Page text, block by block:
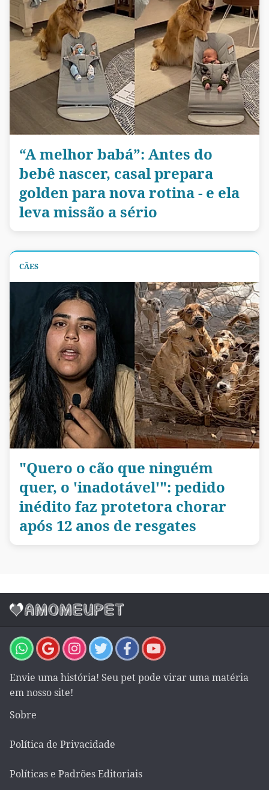
“A melhor babá”: Antes do
bebê nascer, casal prepara
golden para nova rotina - e ela
leva missão a sério
CÃES
"Quero o cão que ninguém
quer, o 'inadotável'": pedido
inédito faz protetora chorar
após 12 anos de resgates
Envie uma história! Seu pet pode virar uma matéria
em nosso site!
Sobre
Política de Privacidade
Políticas e Padrões Editoriais